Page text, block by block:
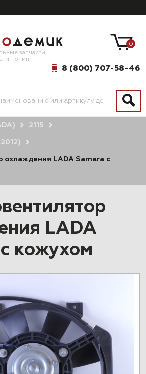
запчасти,
и тюнинг
8 (800) 707-58-46
0
2115
охлаждения LADA Samara с
LADA
кожухом